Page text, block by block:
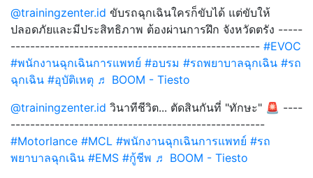
@trainingzenter.id ขับรถฉุกเฉินใครก็ขับได้ แต่ขับให้
ปลอดภัยและมีประสิทธิภาพ ต้องผ่านการฝึก จังหวัดตรัง -----
--------------------------------------------------- #EVOC
#พนักงานฉุกเฉินการแพทย์ #อบรม #รถพยาบาลฉุกเฉิน #รถ
ฉุกเฉิน #อุบัติเหตุ ♬ BOOM - Tiesto
@trainingzenter.id วินาทีชีวิต... ตัดสินกันที่ "ทักษะ" 🚨 ----
----------------------------------------------------
#Motorlance #MCL #พนักงานฉุกเฉินการแพทย์ #รถ
พยาบาลฉุกเฉิน #EMS #กู้ชีพ ♬ BOOM - Tiesto